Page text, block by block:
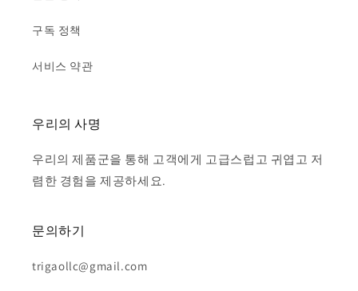
구독 정책
서비스 약관
우리의 사명
우리의 제품군을 통해 고객에게 고급스럽고 귀엽고 저
렴한 경험을 제공하세요.
문의하기
trigaollc@gmail.com